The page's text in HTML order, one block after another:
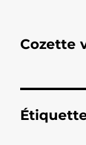
Cozette